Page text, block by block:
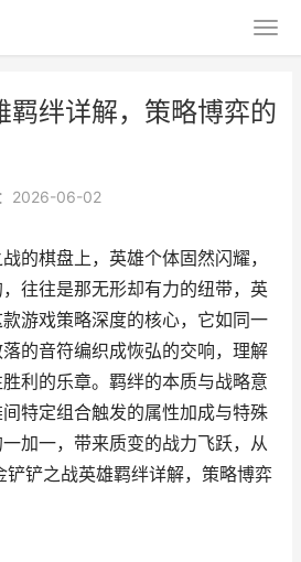
羁绊详解，策略博弈的
2026-06-02
的棋盘上，英雄个体固然闪耀，
往往是那无形却有力的纽带，英
游戏策略深度的核心，它如同一
的音符编织成恢弘的交响，理解
利的乐章。羁绊的本质与战略意
特定组合触发的属性加成与特殊
加一，带来质变的战力飞跃，从
铲铲之战英雄羁绊详解，策略博弈